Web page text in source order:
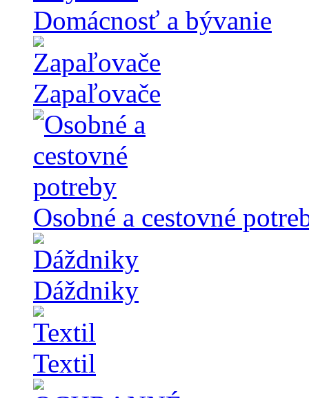
Domácnosť a bývanie
Zapaľovače
Osobné a cestovné
Dáždniky
Textil